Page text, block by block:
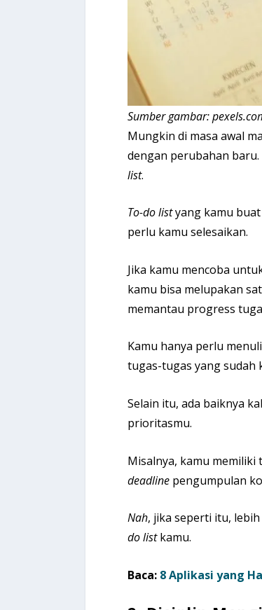
Sumber gambar:
Mungkin di masa awal
dengan perubahan
list.
To-do listyang kamu
perlu kamu selesaikan.
Jika kamu mencoba
kamu bisa melupakan
memantau progress
Kamu hanya perlu
tugas-tugas yang sudah
Selain itu, ada baiknya
prioritasmu.
Misalnya, kamu
deadline pengumpulan
Nah, jika seperti itu,
do listkamu.
Baca: 8 Aplikasi yang